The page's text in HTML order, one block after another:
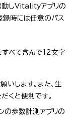
動しVitalityアプリの
録時には任意のパス
すべて含んで12文字
いします。また、生
くと便利です。
の歩数計測アプリの